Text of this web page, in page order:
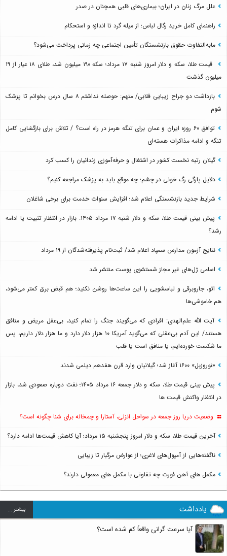
علل مرگ زنان در ایران؛ بیماری‌های قلبی همچنان در صدر
راهنمای کامل خرید رگال لباس؛ از میله گرد تا اندازه و استحکام
مابه‌التفاوت حقوق بازنشستگان تأمین اجتماعی چه زمانی پرداخت می‌شود؟
قیمت طلا، سکه و دلار امروز شنبه ۱۷ مرداد؛ سکه ۱۹۰ میلیون شد، طلای ۱۸ عیار از ۱۹
میلیون گذشت
بازداشت دو جراح زیبایی قلابی/ متهم: حوصله نداشتم ۸ سال درس بخوانم تا پزشک
شوم
توافق ۶۰ روزه ایران و عمان برای تنگه هرمز در راه است؟ / تلاش برای بازگشایی کامل
تنگه و ادامه مذاکرات هسته‌ای
گیلان رتبه نخست کشور در اشتغال و حرفه‌آموزی زندانیان را کسب کرد
دلایل پارگی رگ خونی در چشم؛ چه موقع باید به پزشک مراجعه کنیم؟
شرایط جدید بازنشستگی اعلام شد؛ افزایش سنوات خدمت برای برخی شاغلان
پیش بینی قیمت طلا، سکه و دلار شنبه ۱۷ مرداد ۱۴۰۵. بازار در انتظار تثبیت یا ادامه
رشد؟
نتایج آزمون مدارس سمپاد اعلام شد/ ثبت‌نام پذیرفته‌شدگان از ۱۹ مرداد
اسامی ژل‌های غیر مجاز شستشوی پوست منتشر شد
اتو، جاروبرقی و لباسشویی را این ساعت‌ها روشن نکنید؛ هم قبض برق کمتر می‌شود،
هم خاموشی‌ها
آیت الله علم‌الهدی: افرادی که می‌گویند جنگ را تمام کنید، بی‌عقل مریض و منافق
هستند/ این آدم بی‌عقلی که می‌گوید آمریکا ۱۰ هزار دلار دارد و ما هزار دلار داریم، پس
ما شکست خورده‌ایم، یا منافق است یا قلب
«نوروزبل» ۱۶۰۰ آغاز شد؛ گیلانیان وارد قرن هفدهم دیلمی شدند
پیش بینی قیمت طلا، سکه و دلار جمعه ۱۶ مرداد ۱۴۰۵؛ نفت دوباره صعودی شد، بازار
در انتظار واکنش قیمت ها
وضعیت دریا روز جمعه در سواحل انزلی، آستارا و چمخاله برای شنا چگونه است؟
آخرین قیمت طلا، سکه و دلار امروز پنجشنبه ۱۵ مرداد؛ آیا کاهش قیمت‌ها ادامه دارد؟
ناگفته‌هایی از آمپول‌های لاغری؛ از عوارض مرگبار تا زیبایی
مکمل های آهن فورت چه تفاوتی با مکمل های معمولی دارند؟
یادداشت بيشتر ...
آیا سرعت گرانی واقعاً کم شده است؟